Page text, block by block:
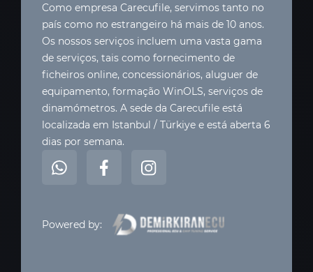
Como empresa Carecufile, servimos tanto no
país como no estrangeiro há mais de 10 anos.
Os nossos serviços incluem uma vasta gama
de serviços, tais como fornecimento de
ficheiros online, concessionários, aluguer de
equipamento, formação WinOLS, serviços de
dinamómetros. A sede da Carecufile está
localizada em Istanbul / Türkiye e está aberta 6
dias por semana.
Powered by: